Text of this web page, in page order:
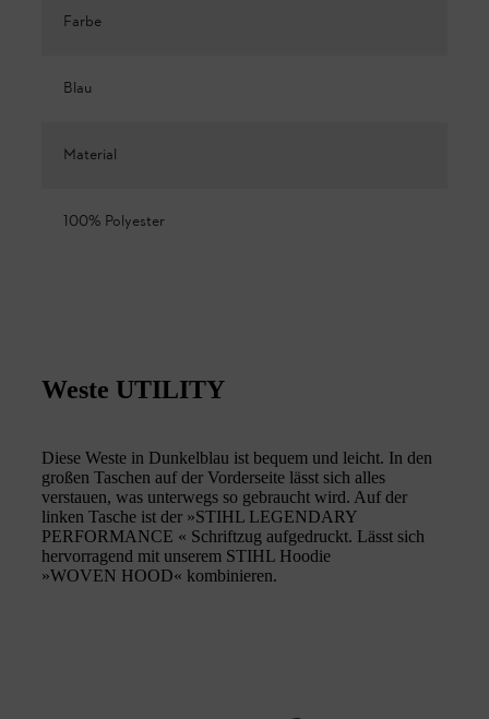
Farbe
Blau
Material
100% Polyester
Weste UTILITY
Diese Weste in Dunkelblau ist bequem und leicht. In den
großen Taschen auf der Vorderseite lässt sich alles
verstauen, was unterwegs so gebraucht wird. Auf der
linken Tasche ist der »STIHL LEGENDARY
PERFORMANCE « Schriftzug aufgedruckt. Lässt sich
hervorragend mit unserem STIHL Hoodie
»WOVEN HOOD« kombinieren.